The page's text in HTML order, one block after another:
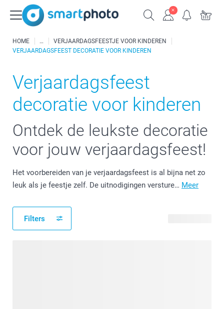
HOME
VERJAARDAGSFEESTJE VOOR KINDEREN
VERJAARDAGSFEEST DECORATIE VOOR KINDEREN
Verjaardagsfeest
decoratie voor kinderen
Ontdek de leukste decoratie
voor jouw verjaardagsfeest!
Het voorbereiden van je verjaardagsfeest is al bijna net zo
leuk als je feestje zelf. De uitnodigingen versture… Meer
Filters